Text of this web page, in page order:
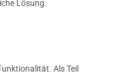
Lösung.
Als Teil